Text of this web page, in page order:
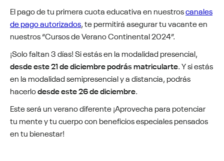
El pago de tu primera cuota educativa en nuestroscanales
de pago autorizados, te permitirá asegurar tu vacante en
nuestros “Cursos de Verano Continental 2024”.
¡Solo faltan 3 días! Si estás en la modalidad presencial,
desde este 21 de diciembre podrás matricularte. Y si estás
en la modalidad semipresencial y a distancia, podrás
hacerlodesde este 26 de diciembre.
Este será un verano diferente ¡Aprovecha para potenciar
tu mente y tu cuerpo con beneficios especiales pensados
en tu bienestar!